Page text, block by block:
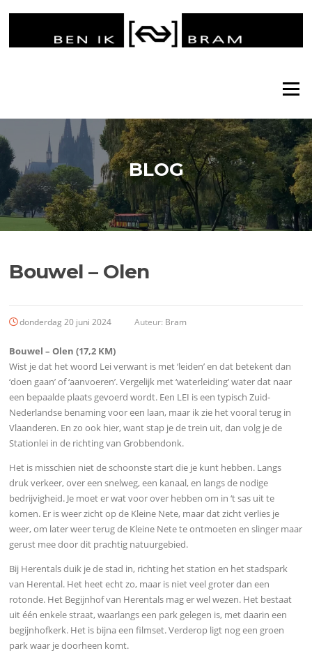
Menu
BLOG
Bouwel – Olen
donderdag 20 juni 2024 Auteur: Bram
Bouwel – Olen (17,2 KM)
Wist je dat het woord Lei verwant is met ‘leiden’ en dat betekent dan
‘doen gaan’ of ‘aanvoeren’. Vergelijk met ‘waterleiding’ water dat naar
een bepaalde plaats gevoerd wordt. Een LEI is een typisch Zuid-
Nederlandse benaming voor een laan, maar ik zie het vooral terug in
Vlaanderen. En zo ook hier, want stap je de trein uit, dan volg je de
Stationlei in de richting van Grobbendonk.
Het is misschien niet de schoonste start die je kunt hebben. Langs
druk verkeer, over een snelweg, een kanaal, en langs de nodige
bedrijvigheid. Je moet er wat voor over hebben om in ‘t sas uit te
komen. Er is weer zicht op de Kleine Nete, maar dat zicht verlies je
weer, om later weer terug de Kleine Nete te ontmoeten en slinger maar
gerust mee door dit prachtig natuurgebied.
Bij Herentals duik je de stad in, richting het station en het stadspark
van Herental. Het heet echt zo, maar is niet veel groter dan een
rotonde. Het Begijnhof van Herentals mag er wel wezen. Het bestaat
uit één enkele straat, waarlangs een park gelegen is, met daarin een
begijnhofkerk. Het is bijna een filmset. Verderop ligt nog een groen
park waar je doorheen komt.